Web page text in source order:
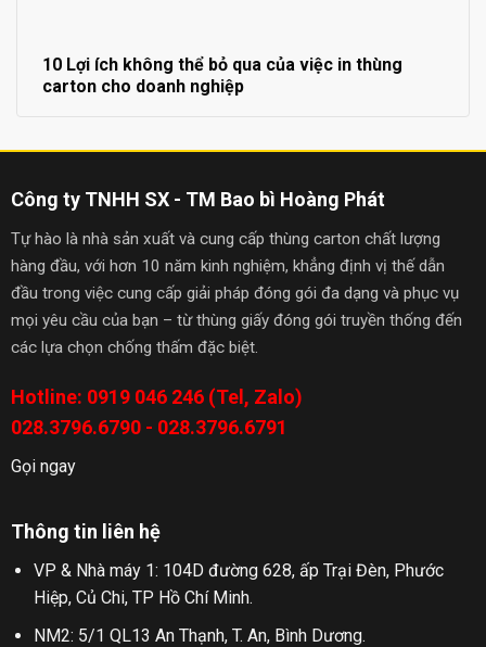
10 Lợi ích không thể bỏ qua của việc in thùng
carton cho doanh nghiệp
Công ty TNHH SX - TM Bao bì Hoàng Phát
Tự hào là nhà sản xuất và cung cấp thùng carton chất lượng
hàng đầu, với hơn 10 năm kinh nghiệm, khẳng định vị thế dẫn
đầu trong việc cung cấp giải pháp đóng gói đa dạng và phục vụ
mọi yêu cầu của bạn – từ thùng giấy đóng gói truyền thống đến
các lựa chọn chống thấm đặc biệt.
Hotline: 0919 046 246 (Tel, Zalo)
028.3796.6790 - 028.3796.6791
Gọi ngay
Thông tin liên hệ
VP & Nhà máy 1: 104D đường 628, ấp Trại Đèn, Phước
Hiệp, Củ Chi, TP Hồ Chí Minh.
NM2: 5/1 QL13 An Thạnh, T. An, Bình Dương.